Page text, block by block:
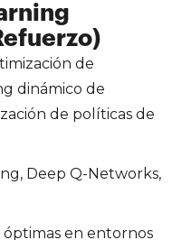
de
dinámico de
de políticas de
Deep Q-Networks,
en entornos